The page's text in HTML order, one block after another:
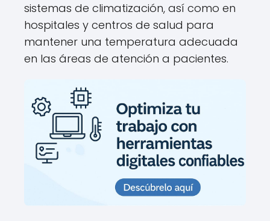
sistemas de climatización, así como en
hospitales y centros de salud para
mantener una temperatura adecuada
en las áreas de atención a pacientes.